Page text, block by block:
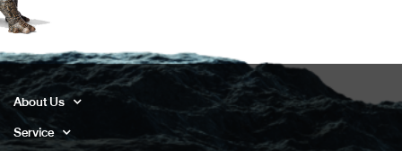
About Us
Service